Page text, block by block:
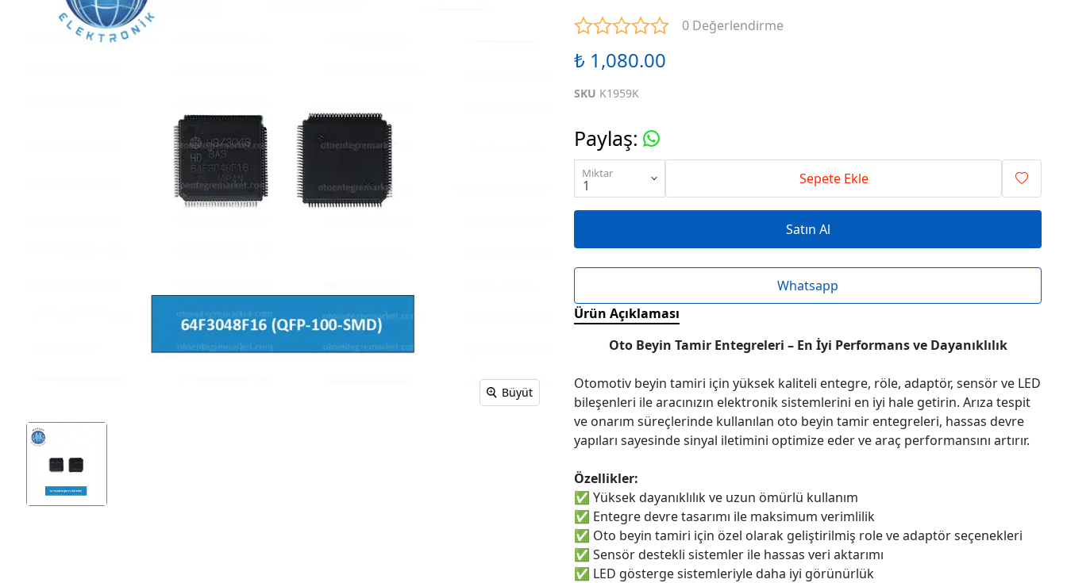
R SERİSİ ENTEGRELER
Z SERİSİ ENTEGRELER KARIŞIK SERİ ENTEGRELER
Büyüt
0 Değerlendirme
₺ 1,080.00
SKU K1959K
Paylaş:
Miktar Sepete Ekle
Satın Al
Whatsapp
Ürün Açıklaması
Oto Beyin Tamir Entegreleri – En İyi Performans ve Dayanıklılık
Otomotiv beyin tamiri için yüksek kaliteli entegre, röle, adaptör, sensör ve LED
bileşenleri ile aracınızın elektronik sistemlerini en iyi hale getirin. Arıza tespit
ve onarım süreçlerinde kullanılan oto beyin tamir entegreleri, hassas devre
yapıları sayesinde sinyal iletimini optimize eder ve araç performansını artırır.
Özellikler:
✅ Yüksek dayanıklılık ve uzun ömürlü kullanım
✅ Entegre devre tasarımı ile maksimum verimlilik
✅ Oto beyin tamiri için özel olarak geliştirilmiş role ve adaptör seçenekleri
✅ Sensör destekli sistemler ile hassas veri aktarımı
✅ LED gösterge sistemleriyle daha iyi görünürlük